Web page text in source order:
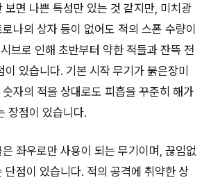
보면 나쁜 특성만 있는 것 같지만, 미치광
나의 상자 등이 없어도 적의 스폰 수량이
브로 인해 초반부터 약한 적들과 잔뜩 전
있습니다. 기본 시작 무기가 붉은장미
자의 적을 상대로도 피흡을 꾸준히 해가
장점이 있습니다.
좌우로만 사용이 되는 무기이며, 끊임없
단점이 있습니다. 적의 공격에 취약한 상